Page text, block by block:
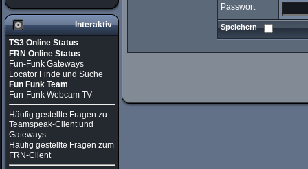
Interaktiv
TS3 Online Status
FRN Online Status
Fun-Funk Gateways
Locator Finde und Suche
Fun Funk Team
Fun-Funk Webcam TV
Häufig gestellte Fragen zu
Teamspeak-Client und
Gateways
Häufig gestellte Fragen zum
FRN-Client
Passwort
Speichern